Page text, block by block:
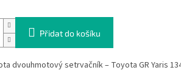
Přidat do košíku
dvouhmotový setrvačník – Toyota GR Yaris